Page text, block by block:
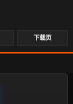
下载页